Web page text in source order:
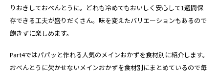
りおきしておべんとうに。どれも冷めてもおいしく安心して1週間保
存できる工夫が盛りだくさん。味を変えたバリエーションもあるので
飽きずに楽しめます。
Part4ではパパッと作れる人気のメインおかずを食材別に紹介します。
おべんとうに欠かせないメインおかずを食材別にまとめているので毎